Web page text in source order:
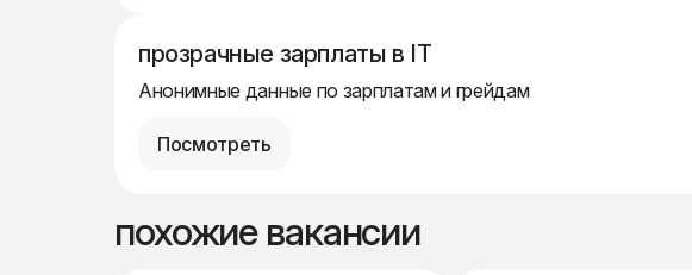
прозрачные зарплаты в IT
Анонимные данные по зарплатам и грейдам
Посмотреть
похожие вакансии